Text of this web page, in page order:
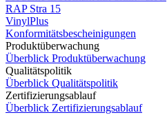
RAP Stra 15
VinylPlus
Konformitätsbescheinigungen
Produktüberwachung
Überblick Produktüberwachung
Qualitätspolitik
Überblick Qualitätspolitik
Zertifizierungsablauf
Überblick Zertifizierungsablauf